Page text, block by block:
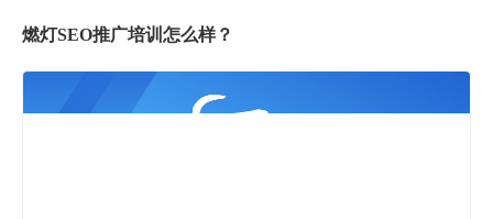
最近又一批同行纷纷跳出来诋毁燃灯SEO搜索学院，还一直说燃灯